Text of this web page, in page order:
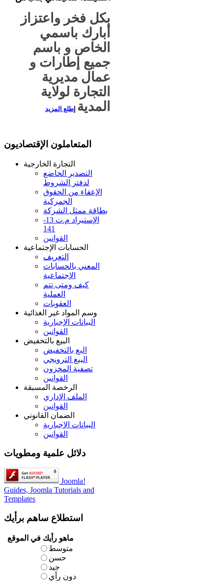
بكل فخر واعتزاز
أبارك باسمي
الخاص و باسم
جميع إطارات و
عمال مديرية
التجارة لولاية
المدية طلع المزيد
المتعاملون الإقتصاديون
التجارة الخارجية
التصدير الخاضع
لدفتر الشروط
الإعفاء من الحقوق
الجمركية
بطاقة ممثل الشركة
الإستيراد م.ت 13-
141
القوانين
الحسابات الإجتماعية
التعريف
المعني بالحسابات
الإجتماعية
كيف ومتى تتم
العملية
العقوبات
وسم المواد غير الغذائية
البيانات الإجبارية
القوانين
البيع بالتخفيض
البع بالتخفيض
البيع الترويجي
تصفية المخزون
القوانين
الرخصة المسبقة
الملف الإداري
القوانين
الضمان القانوني
البيانات الإجبارية
القوانين
دلائل علمية ومطويات
Joomla!
Guides, Joomla Tutorials and
Templates
استطلاع ساهم برأيك
ماهو رأيك في الموقع
متوسط
حسن
جيد
دون رأي